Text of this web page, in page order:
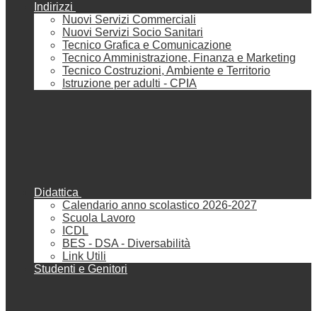
Indirizzi
Nuovi Servizi Commerciali
Nuovi Servizi Socio Sanitari
Tecnico Grafica e Comunicazione
Tecnico Amministrazione, Finanza e Marketing
Tecnico Costruzioni, Ambiente e Territorio
Istruzione per adulti - CPIA
Didattica
Calendario anno scolastico 2026-2027
Scuola Lavoro
ICDL
BES - DSA - Diversabilità
Link Utili
Studenti e Genitori